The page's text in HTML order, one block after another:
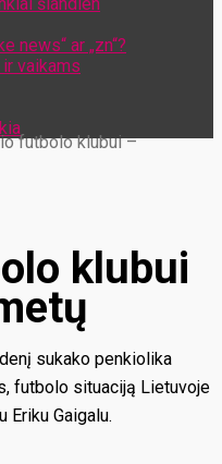
news“ ar „zn“?
vaikams
futbolo klubui –
klubui
sukako penkiolika
futbolo situaciją Lietuvoje
Gaigalu.